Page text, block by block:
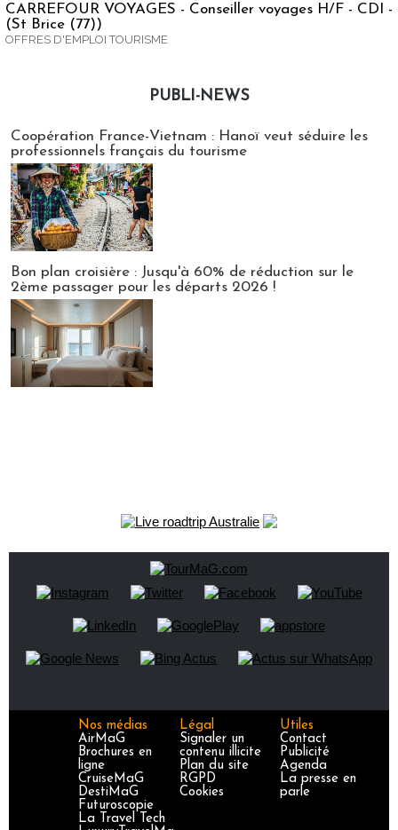
CARREFOUR VOYAGES - Conseiller voyages H/F - CDI -
(St Brice (77))
OFFRES D'EMPLOI TOURISME
PUBLI-NEWS
Coopération France-Vietnam : Hanoï veut séduire les
professionnels français du tourisme
Bon plan croisière : Jusqu'à 60% de réduction sur le
2ème passager pour les départs 2026 !
Nos médias
AirMaG
Brochures en
ligne
CruiseMaG
DestiMaG
Futuroscopie
La Travel Tech
Légal
Signaler un
contenu illicite
Plan du site
RGPD
Cookies
Utiles
Contact
Publicité
Agenda
La presse en
parle